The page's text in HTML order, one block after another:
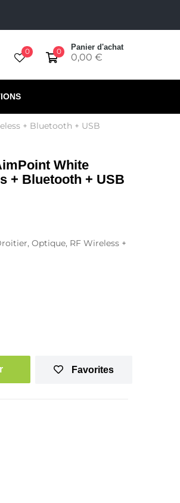
0 Panier d'achat
0,00 €
0
+ Bluetooth + USB
White
+ Bluetooth + USB
Optique, RF Wireless +
Favorites